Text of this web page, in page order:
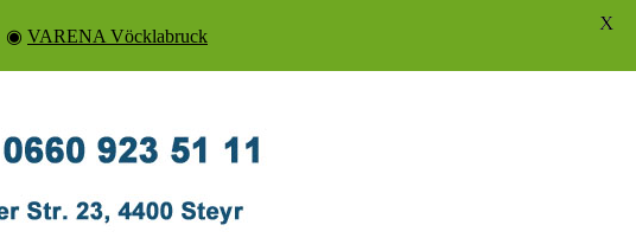
◉ VARENA Vöcklabruck
X